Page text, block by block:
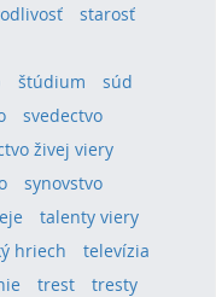
starosť
štúdium
súd
svedectvo
živej viery
synovstvo
talenty viery
hriech
televízia
trest
tresty